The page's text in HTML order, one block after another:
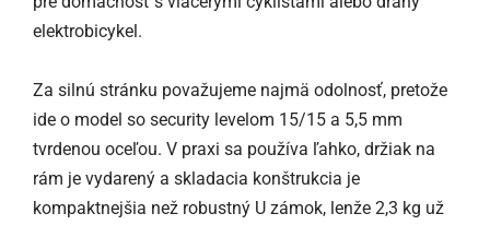
elektrobicykel.
Za silnú stránku považujeme najmä odolnosť, pretože
ide o model so security levelom 15/15 a 5,5 mm
tvrdenou oceľou. V praxi sa používa ľahko, držiak na
rám je vydarený a skladacia konštrukcia je
kompaktnejšia než robustný U zámok, lenže 2,3 kg už